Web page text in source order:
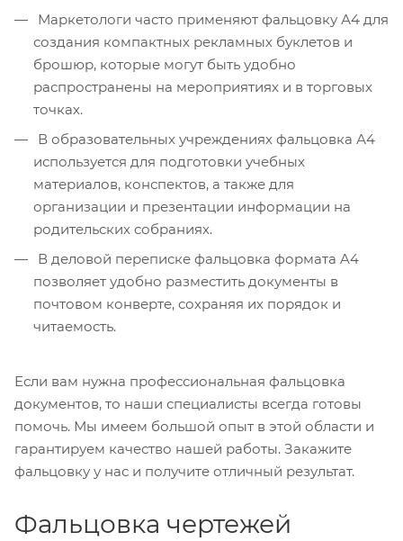
Маркетологи часто применяют фальцовку А4 для
создания компактных рекламных буклетов и
брошюр, которые могут быть удобно
распространены на мероприятиях и в торговых
точках.
В образовательных учреждениях фальцовка А4
используется для подготовки учебных
материалов, конспектов, а также для
организации и презентации информации на
родительских собраниях.
В деловой переписке фальцовка формата A4
позволяет удобно разместить документы в
почтовом конверте, сохраняя их порядок и
читаемость.
Если вам нужна профессиональная фальцовка
документов, то наши специалисты всегда готовы
помочь. Мы имеем большой опыт в этой области и
гарантируем качество нашей работы. Закажите
фальцовку у нас и получите отличный результат.
Фальцовка чертежей